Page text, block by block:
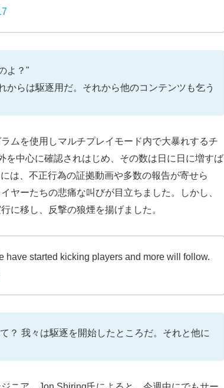
よ？"
からは駆逐用だ。それから他のコンテンツも乞う
ムを使用しマルチプレイモード内で大暴れするチ
を中心に確認されはじめ、その数は日に日に増すば
は、不正行為の証拠動画や多数の報告が寄せら
ヤーたちの悲痛な叫びが目立ちました。しかし、
に移し、反撃の狼煙を揚げました。
have started kicking players and more will follow.
？ 我々は駆逐を開始したところだ。それと他に